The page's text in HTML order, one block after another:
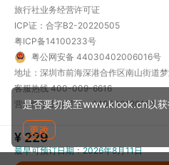
是否要切换至www.klook.cn以获
更改
¥ 229
最早可预订日期：2026年8月11日
旅行社业务经营许可证
ICP证：合字B2-20220505
粤ICP备14100233号
粤公网安备 44030402006016号
地址：深圳市前海深港合作区南山街道
客服热线 400-009-6616
营业性演出许可证：440300120162